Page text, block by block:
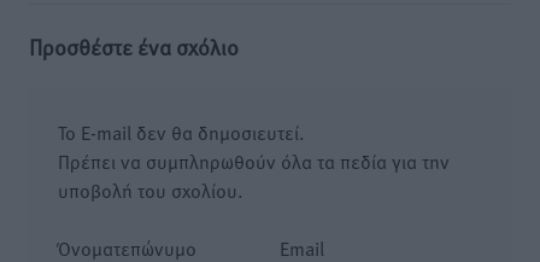
Προσθέστε ένα σχόλιο
Το E-mail δεν θα δημοσιευτεί.
Πρέπει να συμπληρωθούν όλα τα πεδία για την
υποβολή του σχολίου.
Όνοματεπώνυμο Email